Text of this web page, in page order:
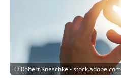
© Robert Kneschke - stock.adobe.com